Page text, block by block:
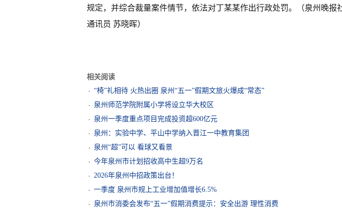
规定，并综合裁量案件情节，依法对丁某某作出行政处罚。（泉州晚报
通讯员 苏晓晖）
相关阅读
“椅”礼相待 火热出圈 泉州“五一”假期文旅火爆成“常态”
泉州师范学院附属小学将设立华大校区
泉州一季度重点项目完成投资超600亿元
泉州：实验中学、平山中学纳入晋江一中教育集团
泉州“超”可以 看球又看景
今年泉州市计划招收高中生超9万名
2026年泉州中招政策出台！
一季度 泉州市规上工业增加值增长6.5%
泉州市消委会发布“五一”假期消费提示：安全出游 理性消费